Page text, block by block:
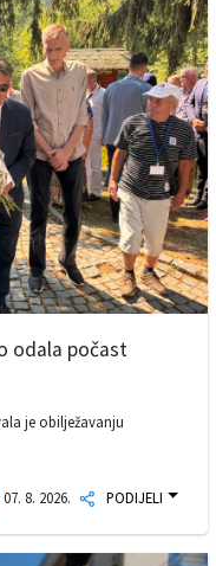
odala počast
je obilježavanju
07. 8. 2026. PODIJELI